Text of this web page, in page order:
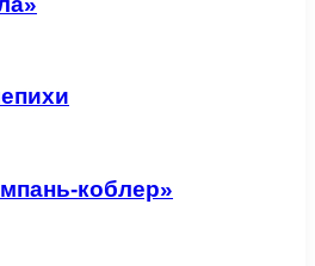
коблер»